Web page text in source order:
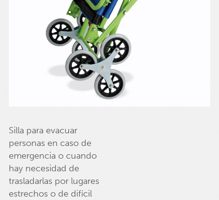
Silla para evacuar
personas en caso de
emergencia o cuando
hay necesidad de
trasladarlas por lugares
estrechos o de difícil